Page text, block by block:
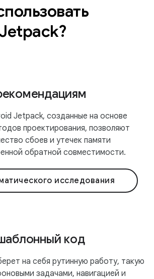
Jetpack, созданные на основе
проектирования, позволяют
сбоев и утечек памяти
обратной совместимости.
исследования
код
на себя рутинную работу, такую
задачами, навигацией и